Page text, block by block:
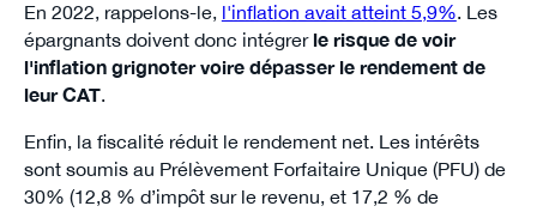
En 2022, rappelons-le, l'inflation avait atteint 5,9%. Les
épargnants doivent donc intégrer le risque de voir
l'inflation grignoter voire dépasser le rendement de
leur CAT.
Enfin, la fiscalité réduit le rendement net. Les intérêts
sont soumis au Prélèvement Forfaitaire Unique (PFU) de
30% (12,8 % d’impôt sur le revenu, et 17,2 % de